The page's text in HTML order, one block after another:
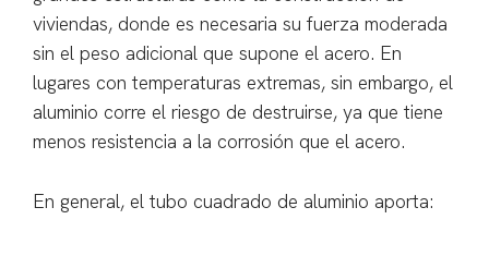
viviendas, donde es necesaria su fuerza moderada
sin el peso adicional que supone el acero. En
lugares con temperaturas extremas, sin embargo, el
aluminio corre el riesgo de destruirse, ya que tiene
menos resistencia a la corrosión que el acero.
En general, el tubo cuadrado de aluminio aporta: